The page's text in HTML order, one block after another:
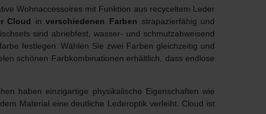
Wohnaccessoires mit Funktion aus recyceltem Leder
Cloud inverschiedenen Farben strapazierfähig und
sind abriebfest, wasser- und schmutzabweisend
festlegen. Wählen Sie zwei Farben gleichzeitig und
schönen Farbkombinationen erhältlich, dass endlose
haben einzigartige physikalische Eigenschaften wie
Material eine deutliche Lederoptik verleiht. Cloud ist